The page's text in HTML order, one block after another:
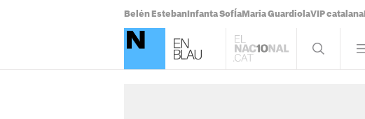
Belén Esteban Infanta SofÍa Maria GuardiolaVIP catalana